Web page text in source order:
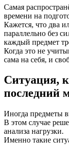
Самая
времени на
Кажется, что два
параллельно без
каждый предмет
Когда это не
сама на себя, и
Ситуация,
последний
Иногда предметы
В этом случае
анализа нагрузки.
Именно такие